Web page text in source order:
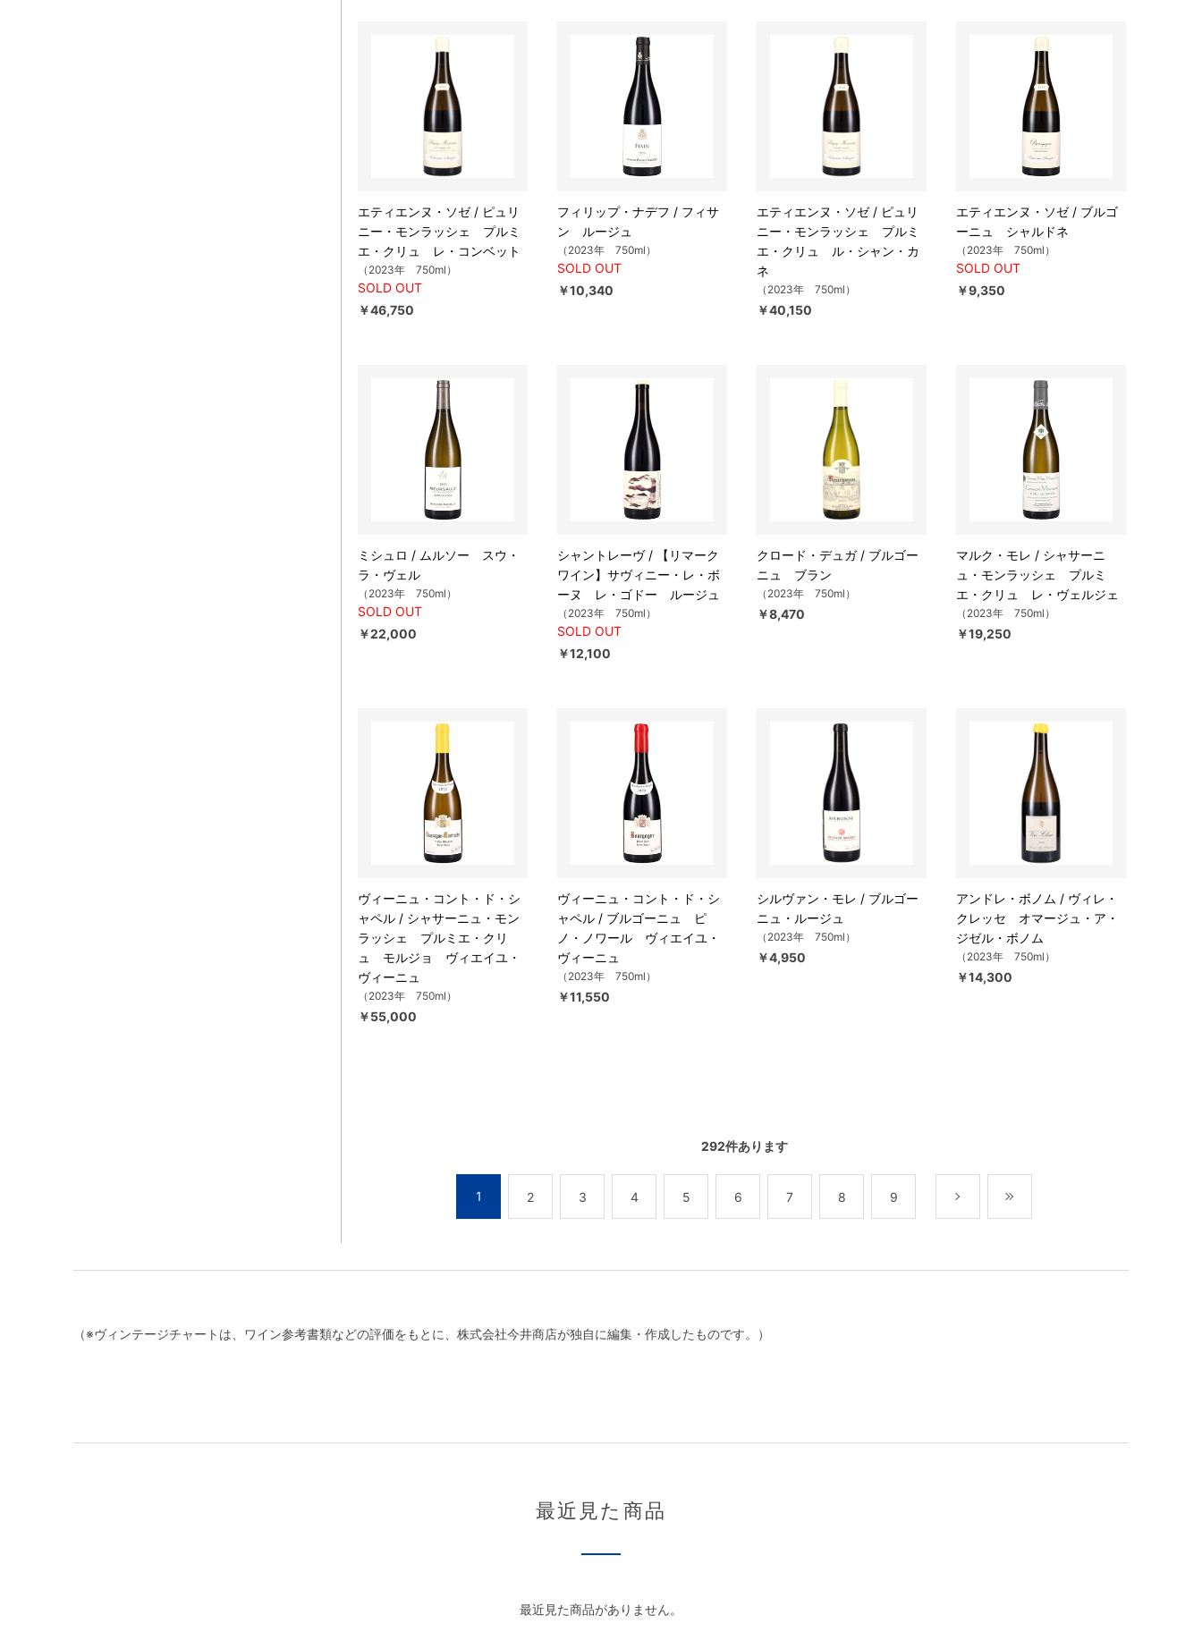
エティエンヌ・ソゼ / ピュリ
ニー・モンラッシェ プルミ
エ・クリュ レ・コンベット
（2023年 750ml）
SOLD OUT
￥46,750
フィリップ・ナデフ / フィサ
ン ルージュ
（2023年 750ml）
SOLD OUT
￥10,340
エティエンヌ・ソゼ / ピュリ
ニー・モンラッシェ プルミ
エ・クリュ ル・シャン・カ
ネ
（2023年 750ml）
￥40,150
エティエンヌ・ソゼ / ブルゴ
ーニュ シャルドネ
（2023年 750ml）
SOLD OUT
￥9,350
ミシュロ / ムルソー スウ・
ラ・ヴェル
（2023年 750ml）
SOLD OUT
￥22,000
シャントレーヴ / 【リマーク
ワイン】サヴィニー・レ・ボ
ーヌ レ・ゴドー ルージュ
（2023年 750ml）
SOLD OUT
￥12,100
クロード・デュガ / ブルゴー
ニュ ブラン
（2023年 750ml）
￥8,470
マルク・モレ / シャサーニ
ュ・モンラッシェ プルミ
エ・クリュ レ・ヴェルジェ
（2023年 750ml）
￥19,250
ヴィーニュ・コント・ド・シ
ャペル / シャサーニュ・モン
ラッシェ プルミエ・クリ
ュ モルジョ ヴィエイユ・
ヴィーニュ
（2023年 750ml）
￥55,000
ヴィーニュ・コント・ド・シ
ャペル / ブルゴーニュ ピ
ノ・ノワール ヴィエイユ・
ヴィーニュ
（2023年 750ml）
￥11,550
シルヴァン・モレ / ブルゴー
ニュ・ルージュ
（2023年 750ml）
￥4,950
アンドレ・ボノム / ヴィレ・
クレッセ オマージュ・ア・
ジゼル・ボノム
（2023年 750ml）
￥14,300
292件あります
1 2 3 4 5 6 7 8 9
（※ヴィンテージチャートは、ワイン参考書類などの評価をもとに、株式会社今井商店が独自に編集・作成したものです。）
最近見た商品
最近見た商品がありません。